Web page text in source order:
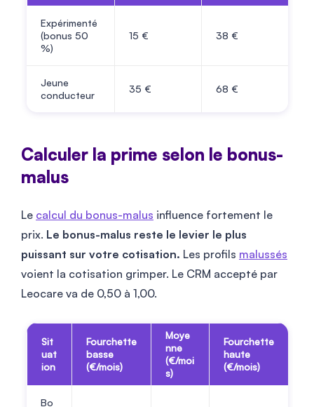
Expérimenté
(bonus 50
%)
15 € 38 €
Jeune
conducteur
35 € 68 €
Calculer la prime selon le bonus-
malus
Le calcul du bonus-malus influence fortement le
prix. Le bonus-malus reste le levier le plus
puissant sur votre cotisation. Les profils malussés
voient la cotisation grimper. Le CRM accepté par
Leocare va de 0,50 à 1,00.
Sit
uat
ion
Fourchette
basse
(€/mois)
Moye
nne
(€/moi
s)
Fourchette
haute
(€/mois)
Bo